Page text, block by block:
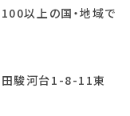
以上の国・地域で
駿河台1-8-11東